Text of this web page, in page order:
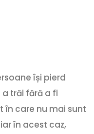
își pierd
trăi fără a fi
în care nu mai sunt
în acest caz,